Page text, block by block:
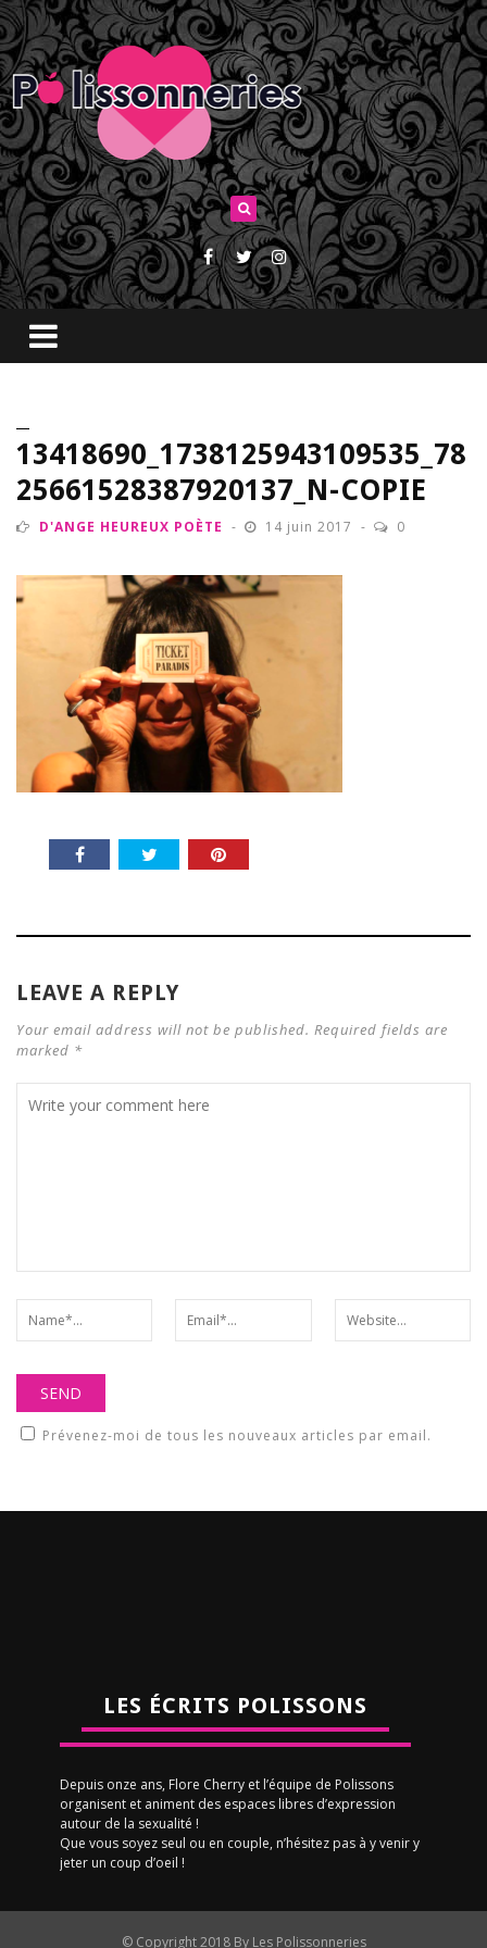
13418690_1738125943109535_78
25661528387920137_N-COPIE
D'ANGE HEUREUX POÈTE 14 juin 2017 0
LEAVE A REPLY
Your email address will not be published. Required fields are
marked *
Prévenez-moi de tous les nouveaux articles par email.
LES ÉCRITS POLISSONS
Depuis onze ans, Flore Cherry et l’équipe de Polissons
organisent et animent des espaces libres d’expression
autour de la sexualité !
Que vous soyez seul ou en couple, n’hésitez pas à y venir y
jeter un coup d’oeil !
© Copyright 2018 By Les Polissonneries